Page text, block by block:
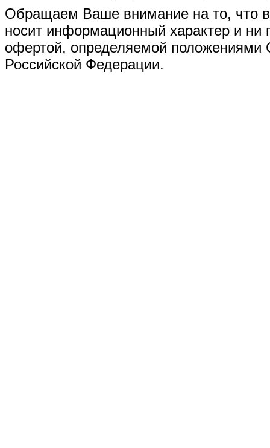
Обращаем Ваше внимание на то, что
носит информационный характер и ни
офертой, определяемой положениями
Российской Федерации.